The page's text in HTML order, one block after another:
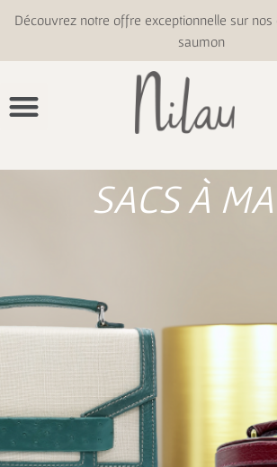
Découvrez notre offre exceptionnelle sur nos
saumon
SACS À